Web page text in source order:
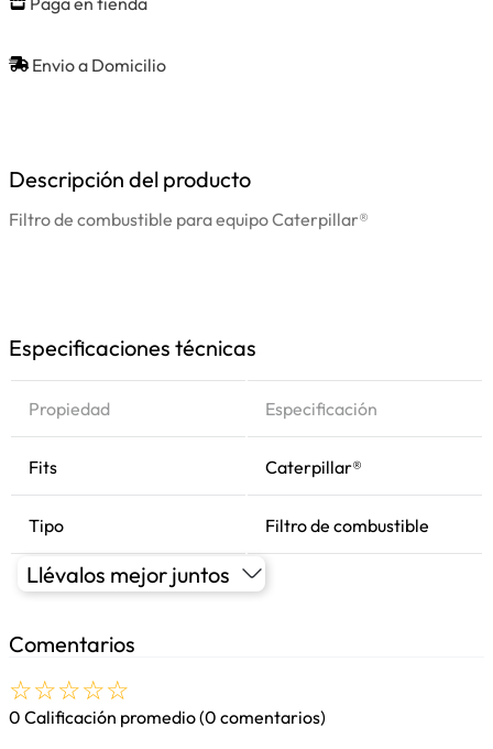
Envio a Domicilio
Descripción del producto
Filtro de combustible para equipo Caterpillar®
Especificaciones técnicas
Propiedad Especificación
Fits Caterpillar®
Tipo Filtro de combustible
Llévalos mejor juntos
Comentarios
☆☆☆☆☆
0 Calificación promedio(0 comentarios)